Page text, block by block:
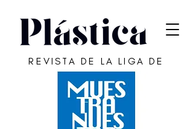
REVISTA DE LA LIGA DE
ARTE DE SAN JUAN